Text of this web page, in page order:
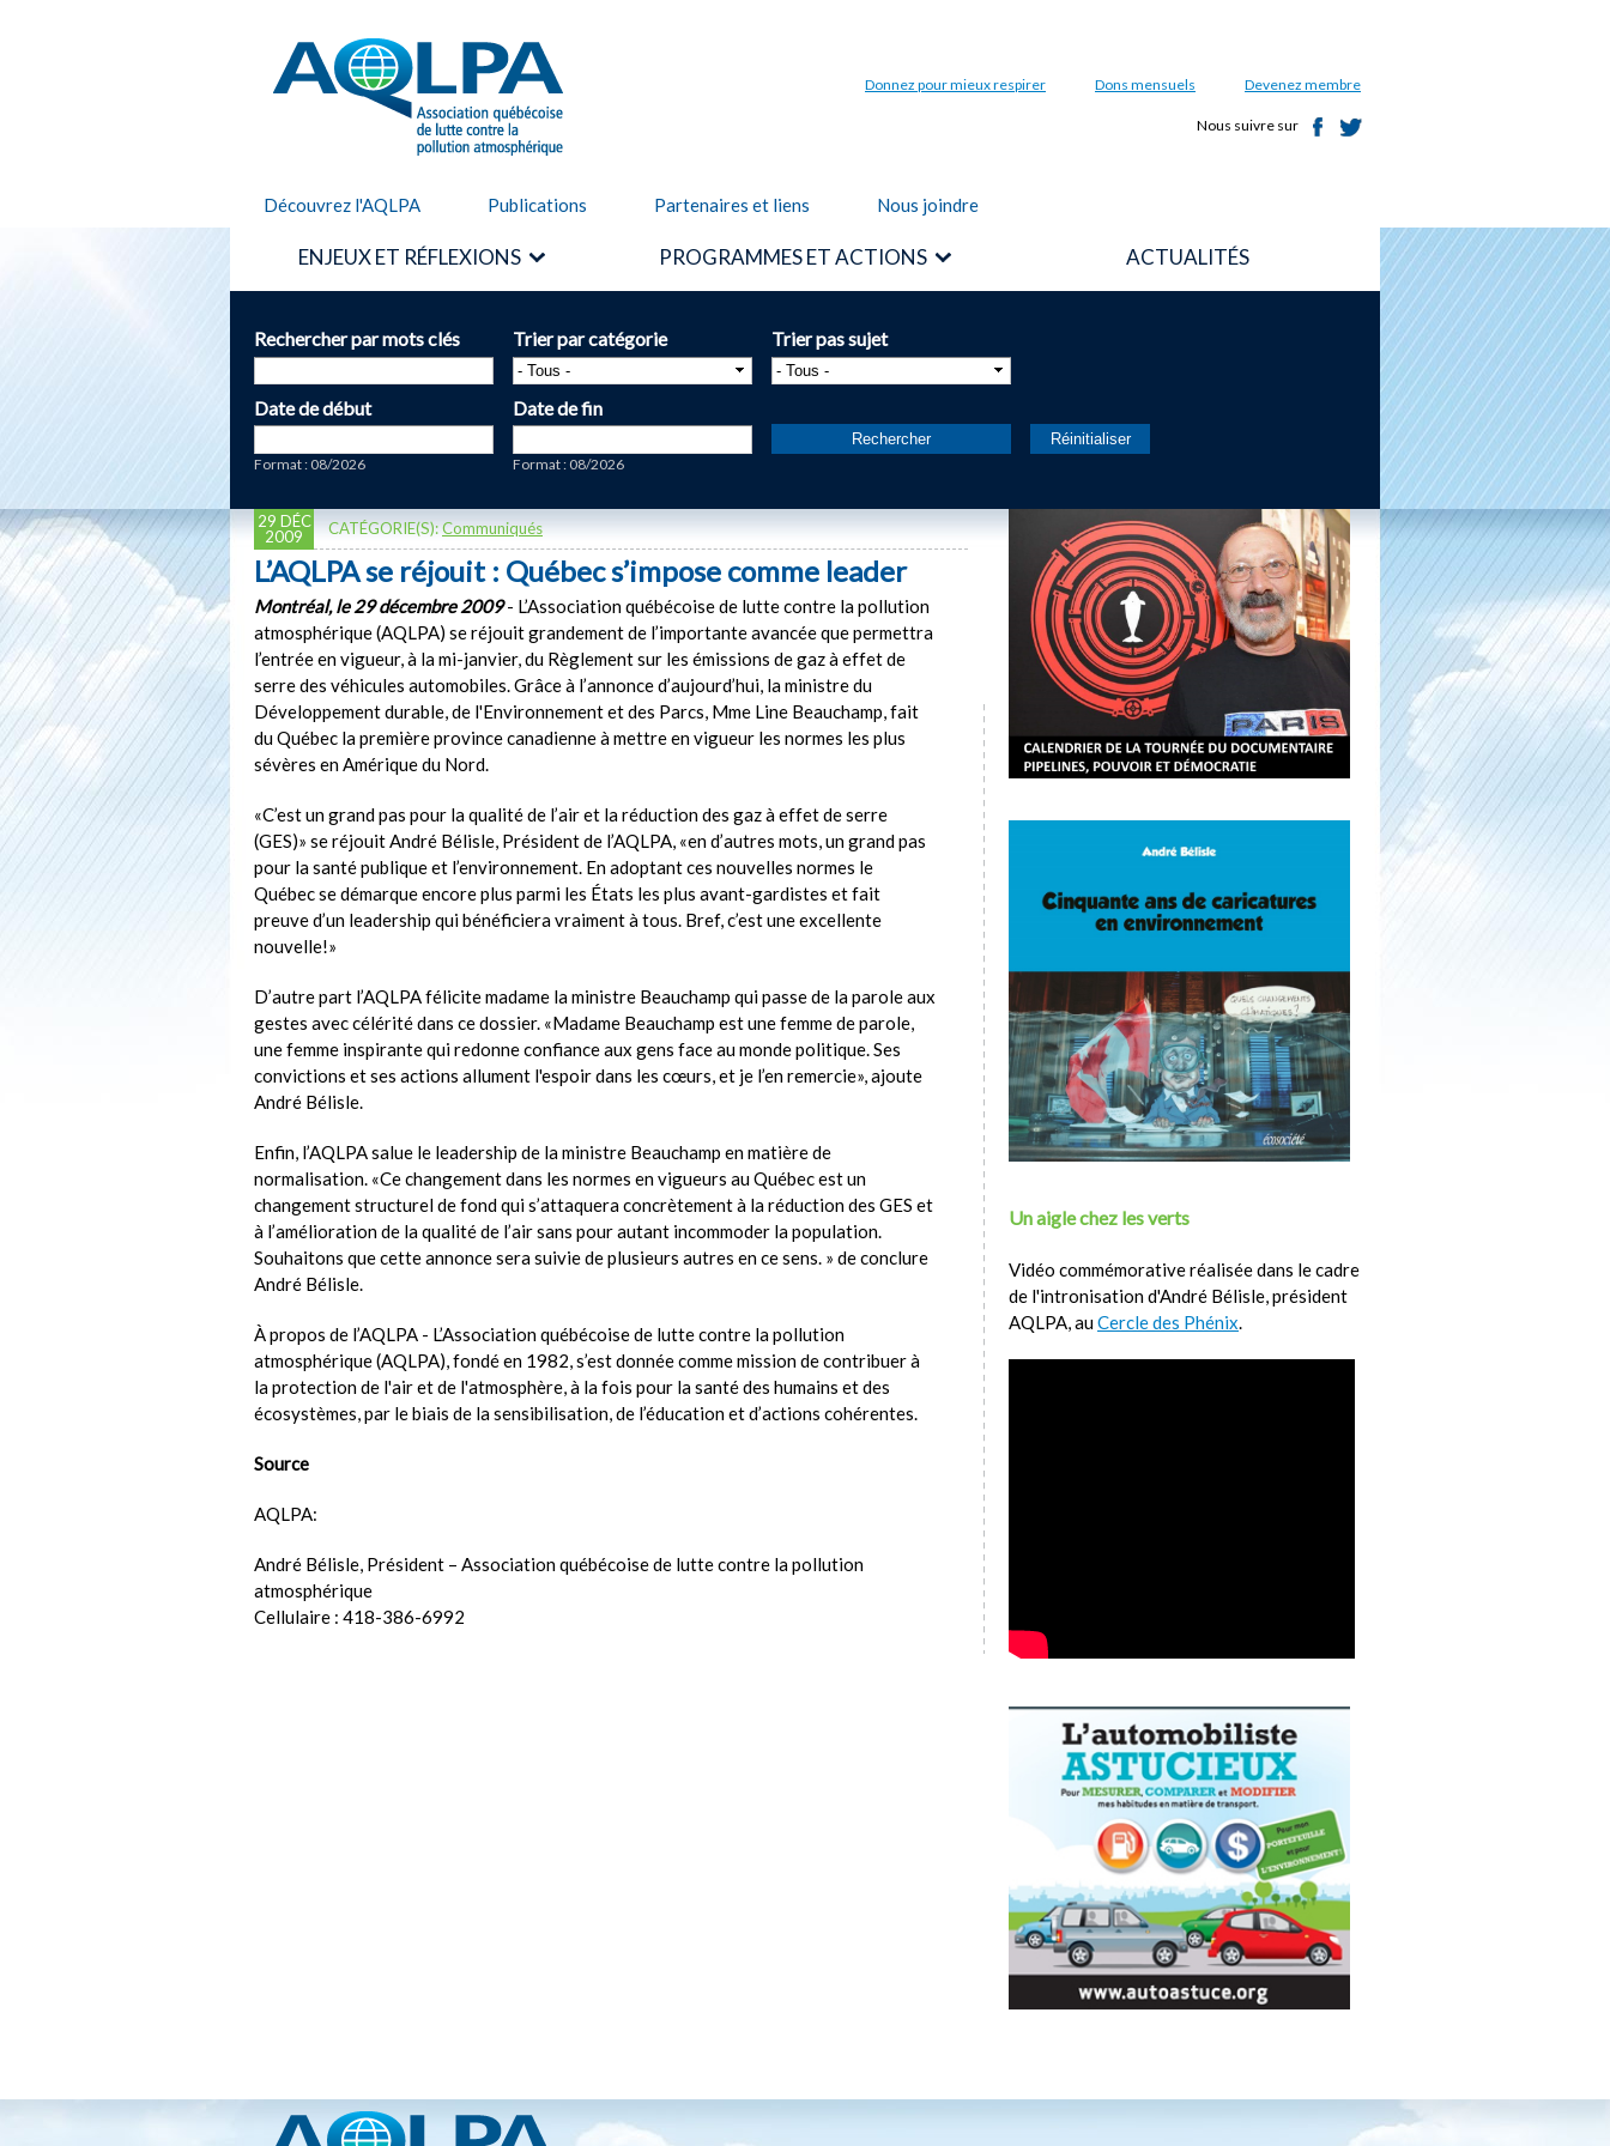
AQLPA Donnez pour mieux respirer Dons mensuels Devenez membre
Nous suivre sur
Découvrez l'AQLPA Publications Partenaires et liens Nous joindre
ENJEUX ET RÉFLEXIONS PROGRAMMES ET ACTIONS ACTUALITÉS
Rechercher par mots clés Trier par catégorie Trier pas sujet
Date de début
Format : 08/2026
Date de fin
Format : 08/2026
29 DÉC
2009
CATÉGORIE(S):Communiqués
L’AQLPA se réjouit : Québec s’impose comme leader
Montréal, le 29 décembre 2009- L’Association québécoise de lutte contre la pollution
atmosphérique (AQLPA) se réjouit grandement de l’importante avancée que permettra
l’entrée en vigueur, à la mi-janvier, du Règlement sur les émissions de gaz à effet de
serre des véhicules automobiles. Grâce à l’annonce d’aujourd’hui, la ministre du
Développement durable, de l'Environnement et des Parcs, Mme Line Beauchamp, fait
du Québec la première province canadienne à mettre en vigueur les normes les plus
sévères en Amérique du Nord.
«C’est un grand pas pour la qualité de l’air et la réduction des gaz à effet de serre
(GES)» se réjouit André Bélisle, Président de l’AQLPA, «en d’autres mots, un grand pas
pour la santé publique et l’environnement. En adoptant ces nouvelles normes le
Québec se démarque encore plus parmi les États les plus avant-gardistes et fait
preuve d’un leadership qui bénéficiera vraiment à tous. Bref, c’est une excellente
nouvelle!»
D’autre part l’AQLPA félicite madame la ministre Beauchamp qui passe de la parole aux
gestes avec célérité dans ce dossier. «Madame Beauchamp est une femme de parole,
une femme inspirante qui redonne confiance aux gens face au monde politique. Ses
convictions et ses actions allument l'espoir dans les cœurs, et je l’en remercie», ajoute
André Bélisle.
Enfin, l’AQLPA salue le leadership de la ministre Beauchamp en matière de
normalisation. «Ce changement dans les normes en vigueurs au Québec est un
changement structurel de fond qui s’attaquera concrètement à la réduction des GES et
à l’amélioration de la qualité de l’air sans pour autant incommoder la population.
Souhaitons que cette annonce sera suivie de plusieurs autres en ce sens. » de conclure
André Bélisle.
À propos de l’AQLPA - L’Association québécoise de lutte contre la pollution
atmosphérique (AQLPA), fondé en 1982, s’est donnée comme mission de contribuer à
la protection de l'air et de l'atmosphère, à la fois pour la santé des humains et des
écosystèmes, par le biais de la sensibilisation, de l’éducation et d’actions cohérentes.
Source
AQLPA:
André Bélisle, Président – Association québécoise de lutte contre la pollution
atmosphérique
Cellulaire : 418-386-6992
Un aigle chez les verts
Vidéo commémorative réalisée dans le cadre
de l'intronisation d'André Bélisle, président
AQLPA, auCercle des Phénix.